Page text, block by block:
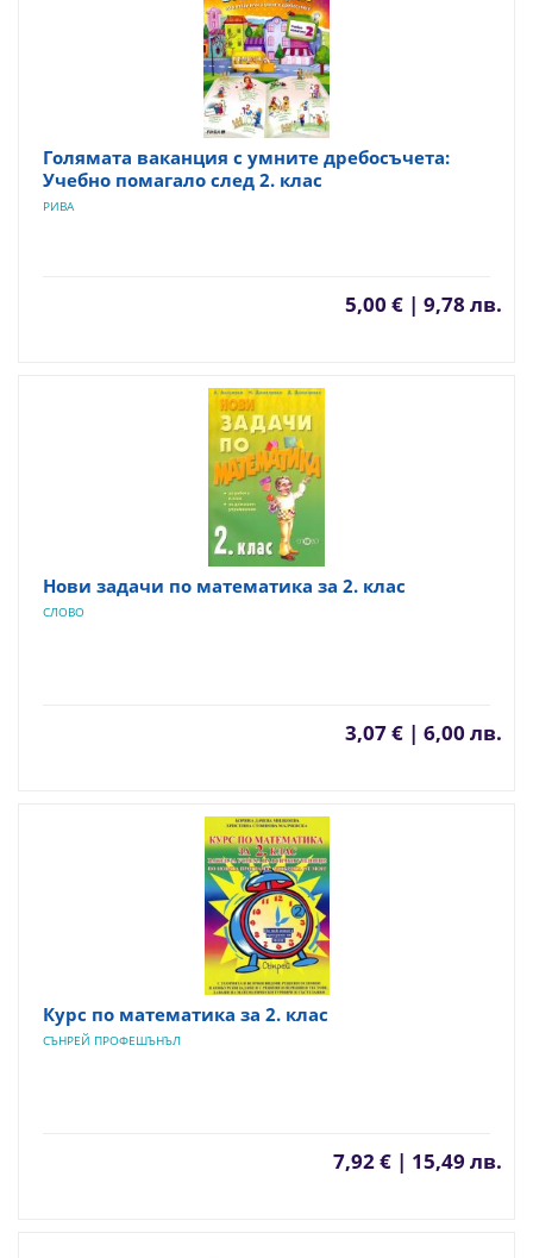
Голямата ваканция с умните дребосъчета:
Учебно помагало след 2. клас
РИВА
5,00 € | 9,78 лв.
Нови задачи по математика за 2. клас
СЛОВО
3,07 € | 6,00 лв.
Курс по математика за 2. клас
СЪНРЕЙ ПРОФЕШЪНЪЛ
7,92 € | 15,49 лв.